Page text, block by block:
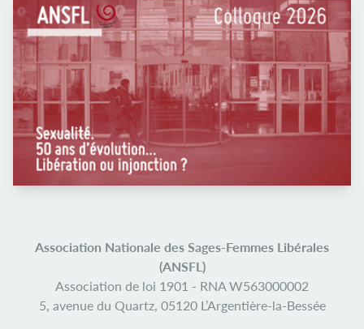
Association Nationale des Sages-Femmes Libérales
(ANSFL)
Association de loi 1901 - RNA W563000002
5, avenue du Quartz, 05120 L’Argentière-la-Bessée